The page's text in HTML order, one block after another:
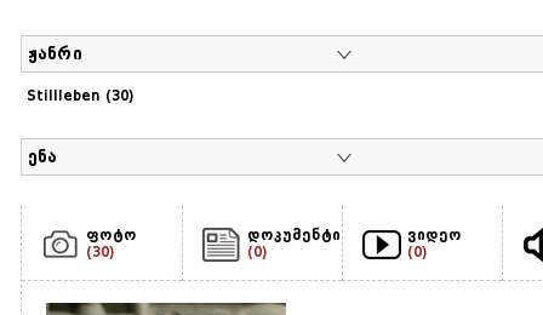
ჟანრი
Stillleben (30)
ენა
ფოტო
(30)
დოკუმენტი
(0)
ვიდეო
(0)